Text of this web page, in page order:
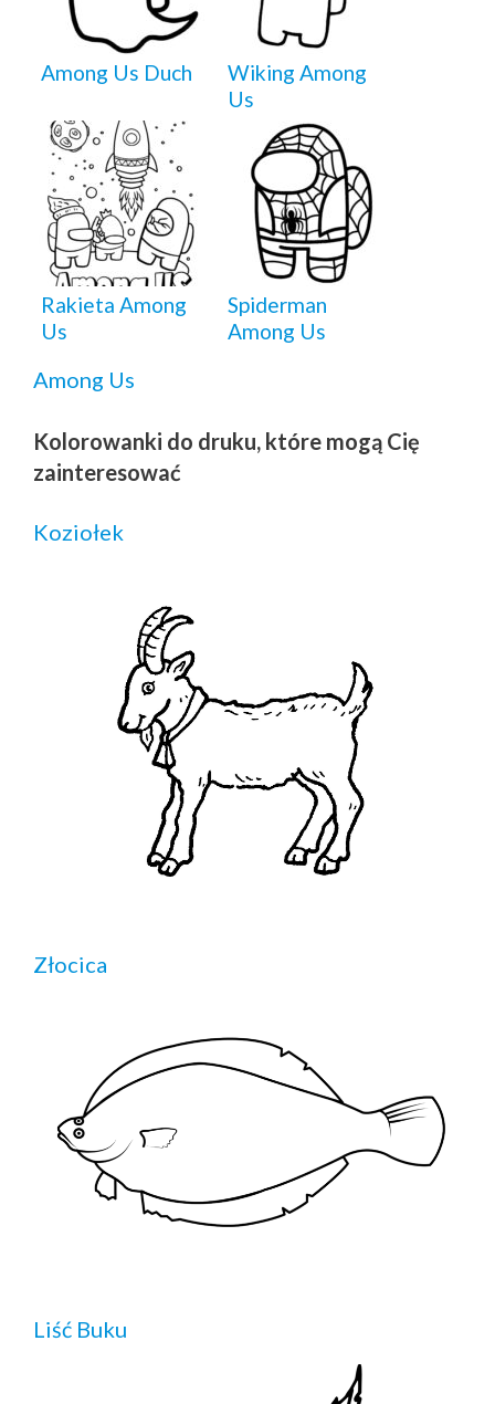
Among Us Duch
Wiking Among
Us
Rakieta Among
Us
Spiderman
Among Us
Among Us
Kolorowanki do druku, które mogą Cię
zainteresować
Koziołek
Złocica
Liść Buku